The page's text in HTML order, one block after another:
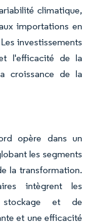
climatique,
importations en
investissements
l'efficacité de la
croissance de la
opère dans un
les segments
la transformation.
intègrent les
stockage et de
et une efficacité